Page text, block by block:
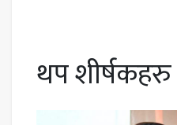
थप शीर्षकहरु